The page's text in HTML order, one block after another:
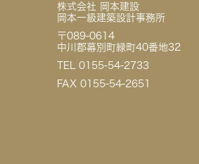
株式会社 岡本建設
岡本一級建築設計事務所
〒089-0614
中川郡幕別町緑町40番地32
TEL 0155-54-2733
FAX 0155-54-2651